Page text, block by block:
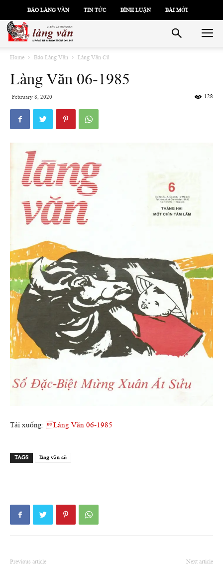
BÁO LÀNG VĂN TIN TỨC BÌNH LUẬN BÀI MỚI
Home Báo Làng Văn Làng Văn Cũ
Làng Văn 06-1985
February 8, 2020 128
Tải xuống: Làng Văn 06-1985
TAGS làng văn cũ
Previous article Next article